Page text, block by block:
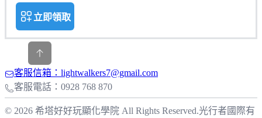
立即領取
客服信箱：lightwalkers7@gmail.com
客服電話：0928 768 870
© 2026 希塔好好玩顯化學院 All Rights Reserved.光行者國際有